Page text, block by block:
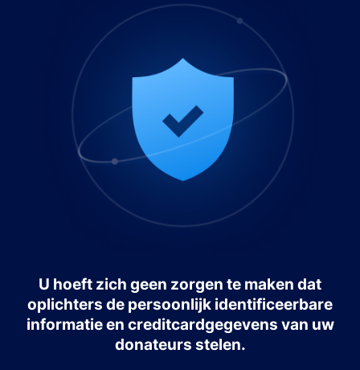
U hoeft zich geen zorgen te maken dat
oplichters de persoonlijk identificeerbare
informatie en creditcardgegevens van uw
donateurs stelen.